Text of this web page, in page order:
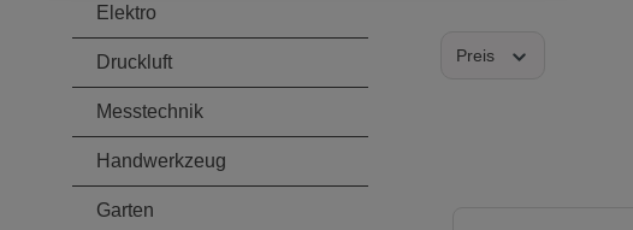
Elektro
Druckluft
Messtechnik
Handwerkzeug
Garten
Preis